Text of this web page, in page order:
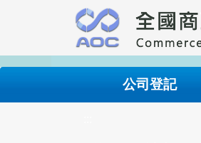
要
內
公司登記